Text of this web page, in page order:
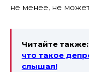
не менее, не
Читайте также:
что такое
слышал!